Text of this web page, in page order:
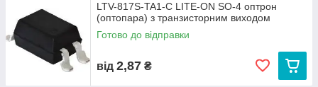
LTV-817S-TA1-C LITE-ON SO-4 оптрон
(оптопара) з транзисторним виходом
Готово до відправки
від 2,87 ₴